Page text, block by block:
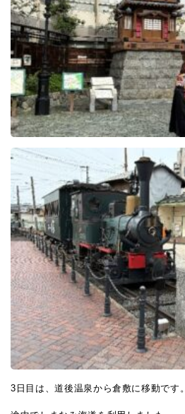
3日目は、道後温泉から倉敷に移動です。